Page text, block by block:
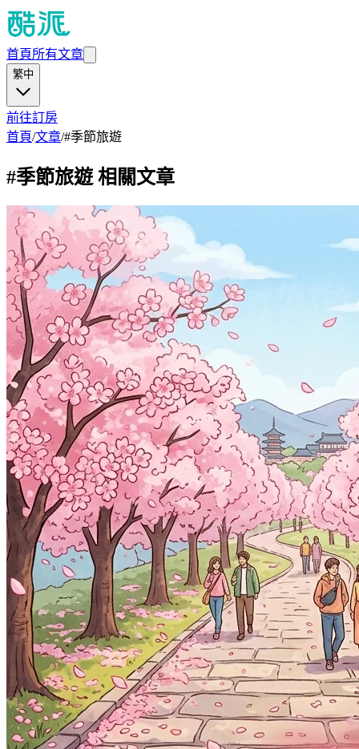
首頁所有文章
繁中
前往訂房
首頁/文章/#季節旅遊
#季節旅遊 相關文章